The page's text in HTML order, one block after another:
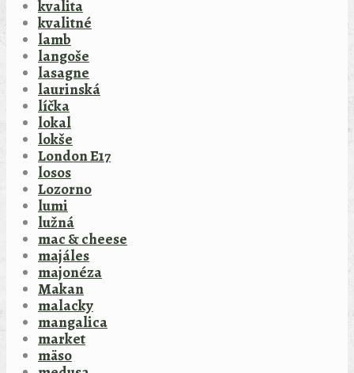
kvalita
kvalitné
lamb
langoše
lasagne
laurinská
líčka
lokal
lokše
London E17
losos
Lozorno
lumi
lužná
mac & cheese
majáles
majonéza
Makan
malacky
mangalica
market
mäso